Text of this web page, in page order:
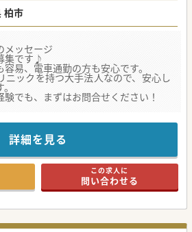
千葉県 柏市
メッセージ
集です♪
易、電車通勤の方も安心です。
ックを持つ大手法人なので、安心し
でも、まずはお問合せください！
詳細を見る
この求人に
問い合わせる